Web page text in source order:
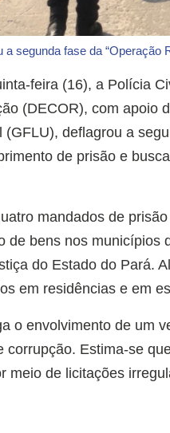
a segunda fase da “Operação
feira (16), a Polícia
(DECOR), com apoio
deflagrou a
de prisão e
mandados de
de bens nos municípios
do Estado do Pará.
em residências e em
o envolvimento de um
corrupção. Estima-se
meio de licitações